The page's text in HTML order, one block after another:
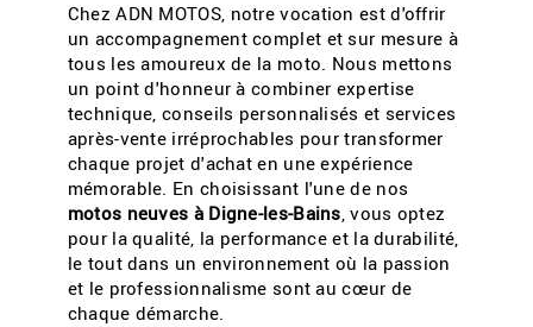
Chez ADN MOTOS, notre vocation est d'offrir
un accompagnement complet et sur mesure à
tous les amoureux de la moto. Nous mettons
un point d'honneur à combiner expertise
technique, conseils personnalisés et services
après-vente irréprochables pour transformer
chaque projet d'achat en une expérience
mémorable. En choisissant l'une de nos
motos neuves à Digne-les-Bains, vous optez
pour la qualité, la performance et la durabilité,
le tout dans un environnement où la passion
et le professionnalisme sont au cœur de
chaque démarche.